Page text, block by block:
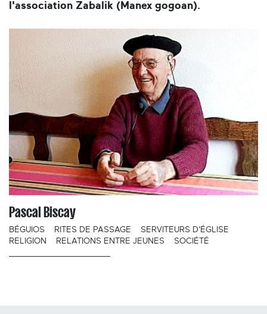
l'association Zabalik (Manex gogoan).
Pascal Biscay
BÉGUIOS RITES DE PASSAGE
SERVITEURS D'ÉGLISE
RELIGION
RELATIONS ENTRE JEUNES SOCIÉTÉ